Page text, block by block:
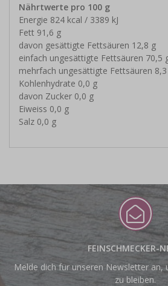
Nährtwerte pro 100 g
Energie 824 kcal / 3389 kJ
Fett 91,6 g
davon gesättigte Fettsäuren 12,8 g
einfach ungesättigte Fettsäuren 70,5
mehrfach ungesättigte Fettsäuren
Kohlenhydrate 0,0 g
davon Zucker 0,0 g
Eiweiss 0,0 g
Salz 0,0 g
FEINSCHMECKER-
Melde dich für unseren Newsletter an,
zu bleiben.